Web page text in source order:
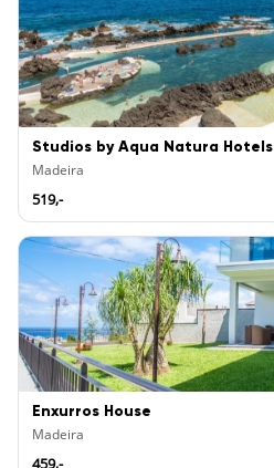
Studios by Aqua Natura Hotels
Madeira
519,-
Enxurros House
Madeira
459,-